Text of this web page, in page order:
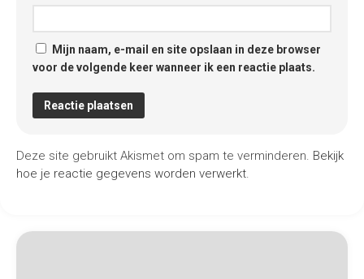
Mijn naam, e-mail en site opslaan in deze browser
voor de volgende keer wanneer ik een reactie plaats.
Deze site gebruikt Akismet om spam te verminderen. Bekijk
hoe je reactie gegevens worden verwerkt.